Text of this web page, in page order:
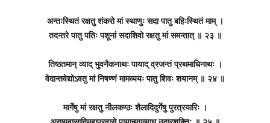
अन्तःस्थितं रक्षतु शंकरो मां स्थाणुः सदा पातु बहिःस्थितं माम् ।
तदन्तरे पातु पतिः पशूनां सदाशिवो रक्षतु मां समन्तात् ॥ २३ ॥
तिष्ठतमान् व्याद् भुवनैकनाथः पायाद् व्रजन्तं प्रथमाधिनाथः ।
वेदान्तवेद्योऽवतु मां निषण्णं मामव्ययः पातु शिवः शयानम् ॥ २४ ॥
मार्गेषु मां रक्षतु नीलकण्ठः शैलादिदुर्गेषु पुरत्रयारिः ।